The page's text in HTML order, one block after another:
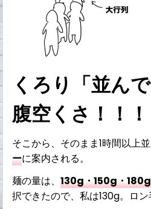
くろり「並ん
腹空くさ！！！
そこから、そのまま1時間以上
ーに案内される。
麺の量は、130g・150g・
択できたので、私は130g。ロン